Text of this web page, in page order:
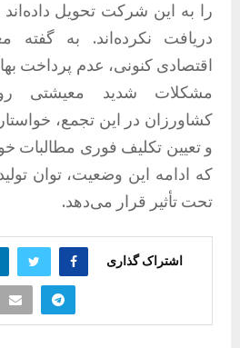
را به این شرکت تحویل
دریافت نکرده‌اند. به گفته
اقتصادی کنونی، عدم پرداخت
مشکلات شدید معیشتی
کشاورزان در این تجمع،
و تعیین تکلیف فوری مطالبات
که ادامه این وضعیت، توان
تحت تأثیر قرار می‌دهد.
اشتراک گذاری